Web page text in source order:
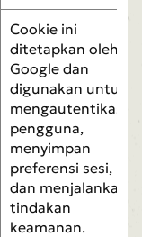
Cookie ini
ditetapkan oleh
Google dan
digunakan untuk
mengautentikasi
pengguna,
menyimpan
preferensi sesi,
dan menjalankan
tindakan
keamanan.